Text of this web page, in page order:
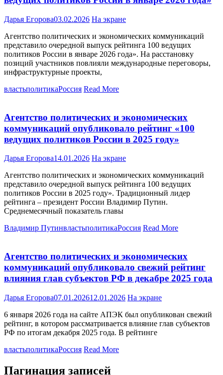
Дарья Егорова03.02.2026 На экране
Агентство политических и экономических коммуникаций
представило очередной выпуск рейтинга 100 ведущих
политиков России в январе 2026 года». На расстановку
позиций участников повлияли международные переговоры,
инфраструктурные проекты,
властьполитикаРоссия Read More
Агентство политических и экономических
коммуникаций опубликовало рейтинг «100
ведущих политиков России в 2025 году»
Дарья Егорова14.01.2026 На экране
Агентство политических и экономических коммуникаций
представило очередной выпуск рейтинга 100 ведущих
политиков России в 2025 году». Традиционный лидер
рейтинга – президент России Владимир Путин.
Среднемесячный показатель главы
Владимир ПутинвластьполитикаРоссия Read More
Агентство политических и экономических
коммуникаций опубликовало свежий рейтинг
влияния глав субъектов РФ в декабре 2025 года
Дарья Егорова07.01.202612.01.2026 На экране
6 января 2026 года на сайте АПЭК был опубликован свежий
рейтинг, в котором рассматривается влияние глав субъектов
РФ по итогам декабря 2025 года. В рейтинге
властьполитикаРоссия Read More
Пагинация записей